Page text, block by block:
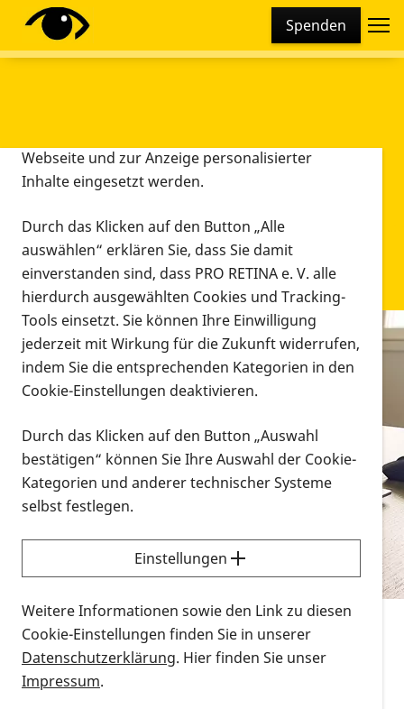
Spenden
Infomaterial
Infomaterial
Vorlesen
Alle Infomaterialien in verschiedenen
Formaten an einem Ort
Sie möchten wissen, wie Sie nach Infonmaterial
suchen und dieses bestellen bzw. herunterladen
können? Schauen Sie sich dieErklärvideos zum
Thema Infomaterial auf der PRO RETINA-Website
für blinde und sehbehinderte Menschen an.
Auf dieser Seite finden Sie sämtliches Infomaterial
Diese Webseite setzt verschiedene Cookies und
Tracking-Tools ein. Dies beinhaltet Cookies und
Webseite und zur Anzeige personalisierter
Inhalte eingesetzt werden.
Durch das Klicken auf den Button „Alle
auswählen“ erklären Sie, dass Sie damit
einverstanden sind, dass PRO RETINA e. V. alle
hierdurch ausgewählten Cookies und Tracking-
Tools einsetzt. Sie können Ihre Einwilligung
jederzeit mit Wirkung für die Zukunft widerrufen,
indem Sie die entsprechenden Kategorien in den
Cookie-Einstellungen deaktivieren.
Durch das Klicken auf den Button „Auswahl
bestätigen“ können Sie Ihre Auswahl der Cookie-
Kategorien und anderer technischer Systeme
selbst festlegen.
Einstellungen
Weitere Informationen sowie den Link zu diesen
Cookie-Einstellungen finden Sie in unserer
Datenschutzerklärung. Hier finden Sie unser
Impressum.